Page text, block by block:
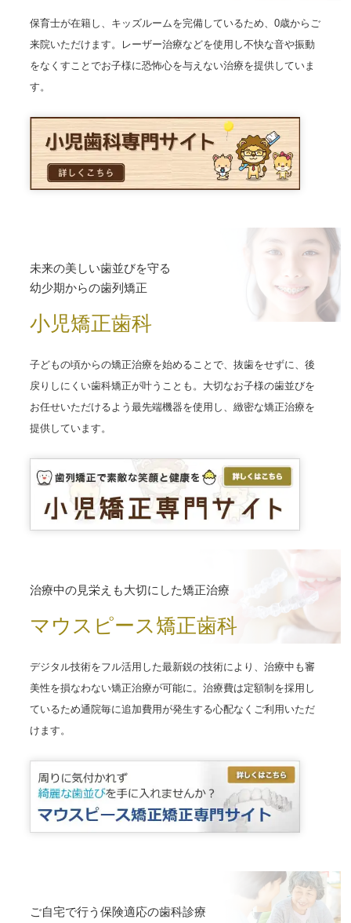
保育士が在籍し、キッズルームを完備しているため、0歳からご
来院いただけます。レーザー治療などを使用し不快な音や振動
をなくすことでお子様に恐怖心を与えない治療を提供していま
す。
未来の美しい歯並びを守る
幼少期からの歯列矯正
小児矯正歯科
子どもの頃からの矯正治療を始めることで、抜歯をせずに、後
戻りしにくい歯科矯正が叶うことも。大切なお子様の歯並びを
お任せいただけるよう最先端機器を使用し、緻密な矯正治療を
提供しています。
治療中の見栄えも大切にした矯正治療
マウスピース矯正歯科
デジタル技術をフル活用した最新鋭の技術により、治療中も審
美性を損なわない矯正治療が可能に。治療費は定額制を採用し
ているため通院毎に追加費用が発生する心配なくご利用いただ
けます。
ご自宅で行う保険適応の歯科診療